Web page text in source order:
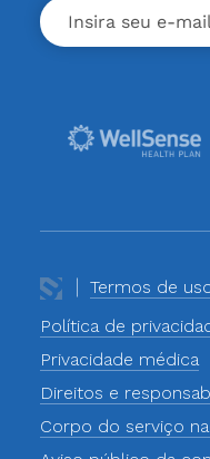
Termos de
Política de
Privacidade médica
Direitos e
Corpo do serviço